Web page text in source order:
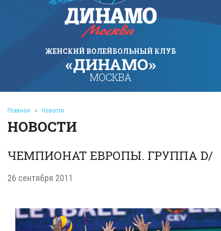
ЖЕНСКИЙ ВОЛЕЙБОЛЬНЫЙ КЛУБ
«ДИНАМО»
МОСКВА
Главная » Новости
НОВОСТИ
ЧЕМПИОНАТ ЕВРОПЫ. ГРУППА D/
26 сентября 2011